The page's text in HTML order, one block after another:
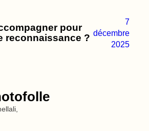
pour
reconnaissance ?
7
décembre
2025